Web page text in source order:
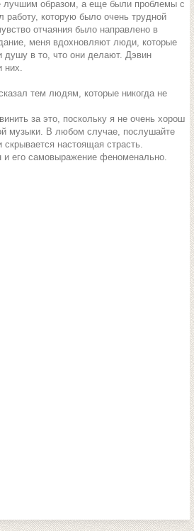
лучшим образом, а еще были проблемы с
работу, которую было очень трудной
отчаяния было направлено в
меня вдохновляют люди, которые
душу в то, что они делают. Дэвин
них.
тем людям, которые никогда не
за это, поскольку я не очень хорош
музыки. В любом случае, послушайте
настоящая страсть.
и его самовыражение феноменально.